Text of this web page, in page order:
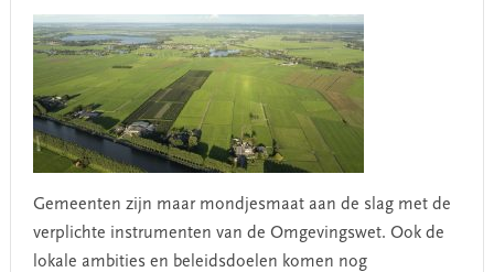
Gemeenten zijn maar mondjesmaat aan de slag met de
verplichte instrumenten van de Omgevingswet. Ook de
lokale ambities en beleidsdoelen komen nog